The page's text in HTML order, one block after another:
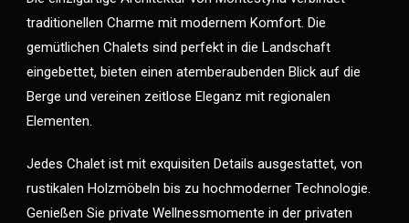
traditionellen Charme mit modernem Komfort. Die
gemütlichen Chalets sind perfekt in die Landschaft
eingebettet, bieten einen atemberaubenden Blick auf die
Berge und vereinen zeitlose Eleganz mit regionalen
Elementen.
Jedes Chalet ist mit exquisiten Details ausgestattet, von
rustikalen Holzmöbeln bis zu hochmoderner Technologie.
Genießen Sie private Wellnessmomente in der privaten